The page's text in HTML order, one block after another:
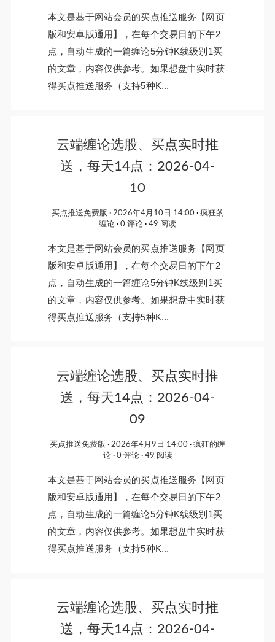
本文是基于网站会员的买点推送服务【网页
版和安卓版通用】，在每个交易日的下午2
点，自动生成的一篇缠论5分钟K线级别1买
的文章，内容仅供参考。如果想盘中实时获
得买点推送服务（支持5种K...
云端缠论选股、买点实时推
送，每天14点：2026-04-
10
买点推送免费版 2026年4月10日 14:00
疯狂的
缠论
0 评论 49 阅读
本文是基于网站会员的买点推送服务【网页
版和安卓版通用】，在每个交易日的下午2
点，自动生成的一篇缠论5分钟K线级别1买
的文章，内容仅供参考。如果想盘中实时获
得买点推送服务（支持5种K...
云端缠论选股、买点实时推
送，每天14点：2026-04-
09
买点推送免费版 2026年4月9日 14:00
疯狂的缠
论
0 评论 49 阅读
本文是基于网站会员的买点推送服务【网页
版和安卓版通用】，在每个交易日的下午2
点，自动生成的一篇缠论5分钟K线级别1买
的文章，内容仅供参考。如果想盘中实时获
得买点推送服务（支持5种K...
云端缠论选股、买点实时推
送，每天14点：2026-04-